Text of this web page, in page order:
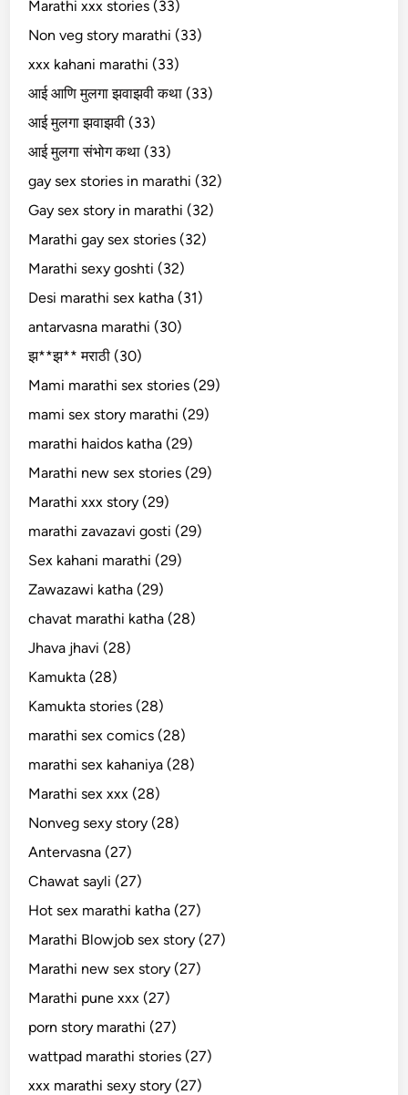
Marathi xxx stories (33)
Non veg story marathi (33)
xxx kahani marathi (33)
आई आणि मुलगा झवाझवी कथा (33)
आई मुलगा झवाझवी (33)
आई मुलगा संभोग कथा (33)
gay sex stories in marathi (32)
Gay sex story in marathi (32)
Marathi gay sex stories (32)
Marathi sexy goshti (32)
Desi marathi sex katha (31)
antarvasna marathi (30)
झ**झ** मराठी (30)
Mami marathi sex stories (29)
mami sex story marathi (29)
marathi haidos katha (29)
Marathi new sex stories (29)
Marathi xxx story (29)
marathi zavazavi gosti (29)
Sex kahani marathi (29)
Zawazawi katha (29)
chavat marathi katha (28)
Jhava jhavi (28)
Kamukta (28)
Kamukta stories (28)
marathi sex comics (28)
marathi sex kahaniya (28)
Marathi sex xxx (28)
Nonveg sexy story (28)
Antervasna (27)
Chawat sayli (27)
Hot sex marathi katha (27)
Marathi Blowjob sex story (27)
Marathi new sex story (27)
Marathi pune xxx (27)
porn story marathi (27)
wattpad marathi stories (27)
xxx marathi sexy story (27)